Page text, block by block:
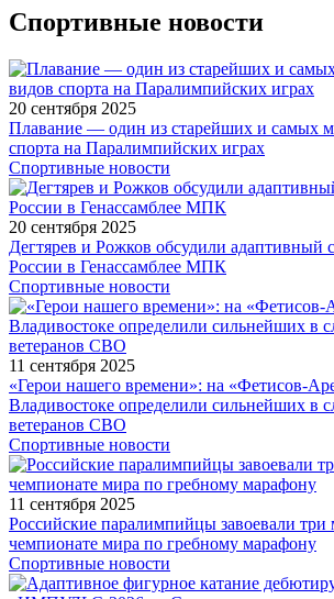
Спортивные новости
20 сентября 2025
Плавание — один из старейших и самых
спорта на Паралимпийских играх
Спортивные новости
20 сентября 2025
Дегтярев и Рожков обсудили адаптивный
России в Генассамблее МПК
Спортивные новости
11 сентября 2025
«Герои нашего времени»: на «Фетисов-
Владивостоке определили сильнейших в
ветеранов СВО
Спортивные новости
11 сентября 2025
Российские паралимпийцы завоевали три
чемпионате мира по гребному марафону
Спортивные новости